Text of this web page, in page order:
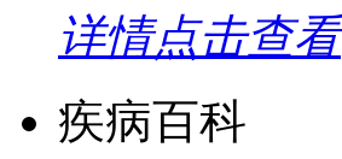
详情点击查看
疾病百科